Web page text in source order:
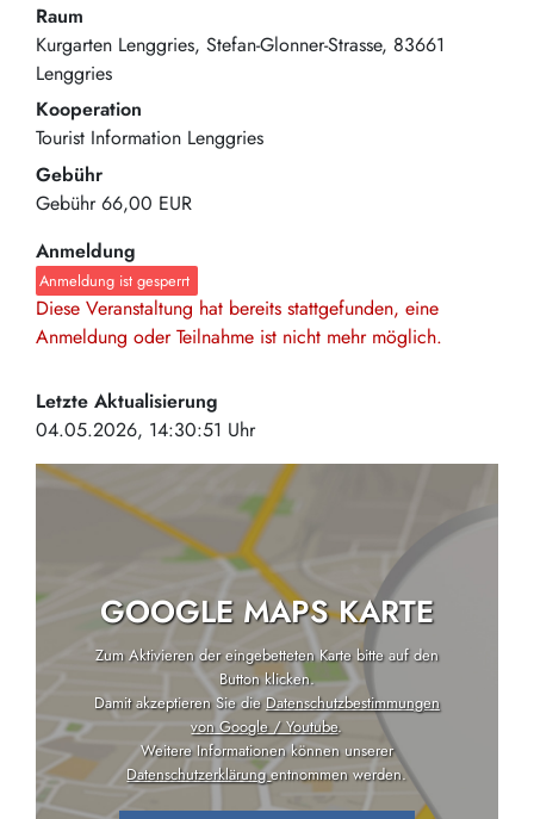
Raum
Kurgarten Lenggries Stefan-Glonner-Strasse 83661
Lenggries
Kooperation
Tourist Information Lenggries
Gebühr
Gebühr 66,00 EUR
Anmeldung
Anmeldung ist gesperrt
Diese Veranstaltung hat bereits stattgefunden, eine
Anmeldung oder Teilnahme ist nicht mehr möglich.
Letzte Aktualisierung
04.05.2026, 14:30:51 Uhr
GOOGLE MAPS KARTE
Zum Aktivieren der eingebetteten Karte bitte auf den
Button klicken.
Damit akzeptieren Sie dieDatenschutzbestimmungen
von Google / Youtube.
Weitere Informationen können unserer
Datenschutzerklärungentnommen werden.